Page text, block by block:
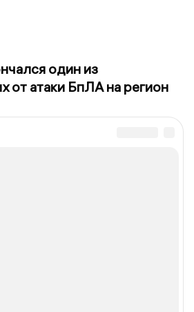
один из
от атаки БпЛА на регион